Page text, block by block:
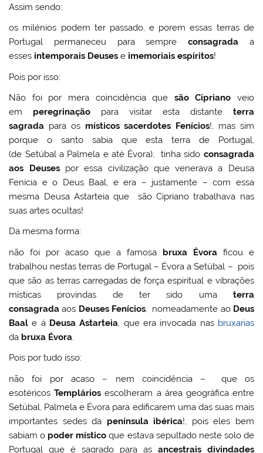
Assim sendo:
os milénios podem ter passado, e porem essas terras de
Portugal permaneceu para sempreconsagrada a
esses intemporais Deuses e imemoriais espíritos!
Pois por isso:
Não foi por mera coincidência que são Cipriano veio
em peregrinação para visitar esta distante terra
sagrada para os místicos sacerdotes Fenícios!, mas sim
porque o santo sabia que esta terra de Portugal,
(de Setúbal a Palmela e até Évora), tinha sido consagrada
aos Deuses por essa civilização que venerava a Deusa
Fenícia e o Deus Baal, e era – justamente – com essa
mesma Deusa Astarteia que são Cipriano trabalhava nas
suas artes ocultas!
Da mesma forma:
não foi por acaso que a famosa bruxa Évoraficou e
trabalhou nestas terras de Portugal – Évora a Setúbal – pois
que são as terras carregadas de força espiritual e vibrações
místicas provindas de ter sido uma terra
consagrada aos Deuses Fenícios, nomeadamente ao Deus
Baal e á Deusa Astarteia, que era invocada nas bruxarias
da bruxa Évora.
Pois por tudo isso:
não foi por acaso – nem coincidência – que os
esotéricosTempláriosescolheram a área geográfica entre
Setúbal, Palmela e Évora para edificarem uma das suas mais
importantes sedes da península ibérica!, pois eles bem
sabiam o poder místico que estava sepultado neste solo de
Portugal que é sagrado para as ancestrais divindades